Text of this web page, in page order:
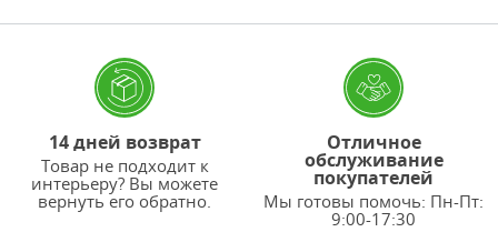
14 дней возврат
Товар не подходит к
интерьеру? Вы можете
вернуть его обратно.
Отличное
обслуживание
покупателей
Мы готовы помочь: Пн-Пт:
9:00-17:30